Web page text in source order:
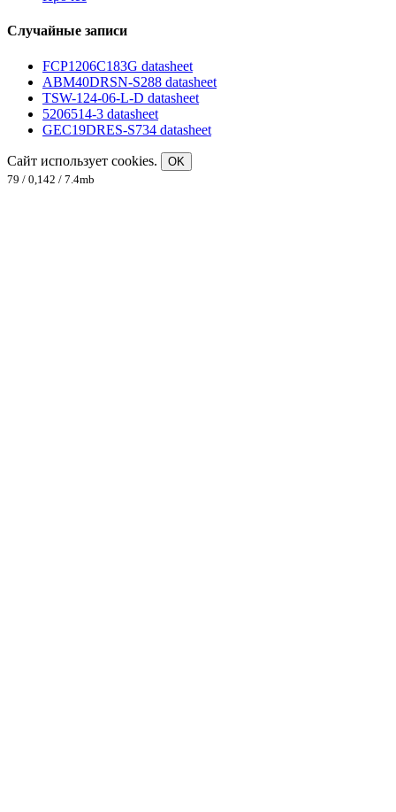
Случайные записи
FCP1206C183G datasheet
ABM40DRSN-S288 datasheet
TSW-124-06-L-D datasheet
5206514-3 datasheet
GEC19DRES-S734 datasheet
Сайт использует cookies.
OK
79 / 0,142 / 7.4mb